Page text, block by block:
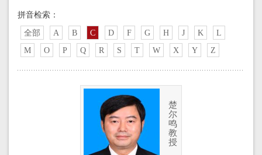
拼音检索：
全部 A B C D F G H J K
L
M
O P Q R S T W X Y Z
楚
尔
鸣
教
授